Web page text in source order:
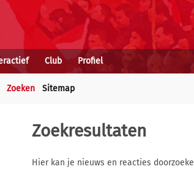
Club Profiel
Zoeken Sitemap
Zoekresultaten
Hier kan je nieuws en reacties